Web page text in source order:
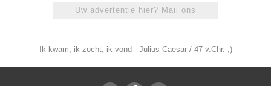
Uw advertentie hier? Mail ons
Ik kwam, ik zocht, ik vond - Julius Caesar / 47 v.Chr. ;)